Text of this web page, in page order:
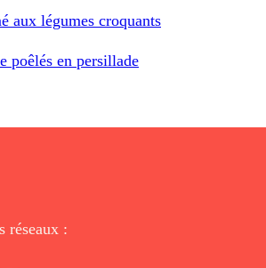
aux légumes croquants
poêlés en persillade
réseaux :